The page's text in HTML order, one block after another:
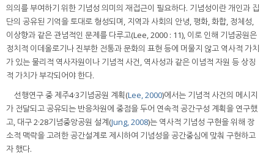
의의를 부여하기 위한 기념성 의미의 재접근이 필요하다. 기념성이란 개인과 집
단의 공유된 기억을 토대로 형성되며, 지역과 사회의 안녕, 평화, 화합, 정체성,
이상향과 같은 관념적인 문제를 다루고(Lee, 2000 : 11), 이로 인해 기념공원은
정치적 이데올로기나 진부한 전통과 문화의 표현 등에 머물지 않고 역사적 가치
가 있는 물리적 역사자원이나 기념적 사건, 역사성과 같은 이념적 자원 등 상징
적 가치가 부각되어야 한다.
선행연구 중 제주4·3기념공원 계획(Lee, 2000)에서는 기념적 사건의 메시지
가 전달되고 공유되는 반응차원에 중점을 두어 연속적 공간구성 계획을 연구했
고, 대구 2·28기념중앙공원 설계(Jung, 2008)는 역사적 기념성 구현을 위해 장
소적 맥락을 고려한 공간설계로 제시하여 기념성을 공간중심에 맞춰 구현하고
자 했다.